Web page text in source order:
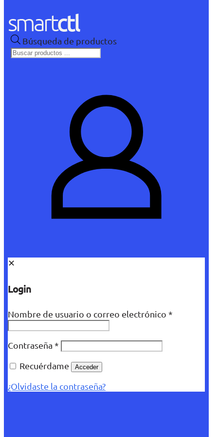
Búsqueda de productos
✕
Login
Nombre de usuario o correo electrónico *
Contraseña *
Recuérdame
Acceder
¿Olvidaste la contraseña?